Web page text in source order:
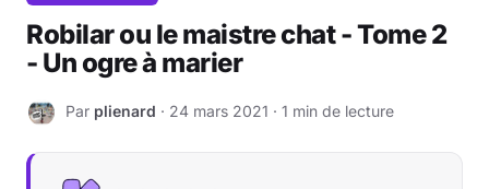
Séries
Robilar ou le maistre chat - Tome 2
- Un ogre à marier
P Par plienard · 24 mars 2021 · 1 min de lecture